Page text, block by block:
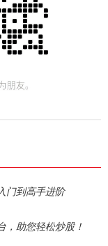
门到高手进阶
，助您轻松炒股！